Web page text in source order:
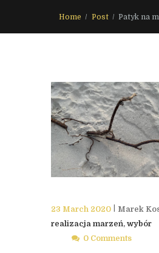
Home Post Patyk na
23 March 2020
Marek
realizacja marzeń, wybór
0 Comments